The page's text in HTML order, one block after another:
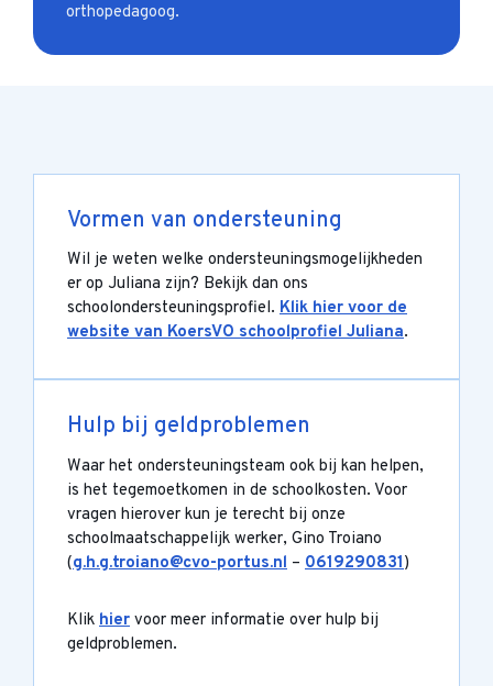
orthopedagoog.
Vormen van ondersteuning
Wil je weten welke ondersteuningsmogelijkheden
er op Juliana zijn? Bekijk dan ons
schoolondersteuningsprofiel. Klik hier voor de
website van KoersVO schoolprofiel Juliana.
Hulp bij geldproblemen
Waar het ondersteuningsteam ook bij kan helpen,
is het tegemoetkomen in de schoolkosten. Voor
vragen hierover kun je terecht bij onze
schoolmaatschappelijk werker, Gino Troiano
(g.h.g.troiano@cvo-portus.nl – 0619290831)
Klik hier voor meer informatie over hulp bij
geldproblemen.